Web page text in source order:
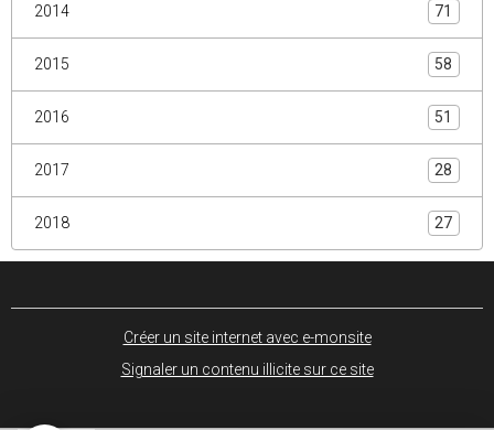
2014 71
2015 58
2016 51
2017 28
2018 27
Créer un site internet avec e-monsite
Signaler un contenu illicite sur ce site